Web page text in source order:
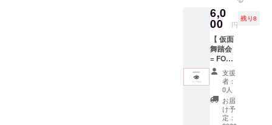
ら 「そ
う！！
！！！
頑張っ
て
る！！
！！自
分えら
い！！
！！」
と 全力
で乗っ
話して
みたい
けど遠
方だか
ら厳し
い(泣)と
いう方
向けで
す。 時
間：1時
カイプ
6,0
00 円
残り8
【 仮面
舞踏会
= FOR
WOME
N = 】
私がい
つもつ
けてい
るヴェ
支援
者：
0人
お届
け予
定：